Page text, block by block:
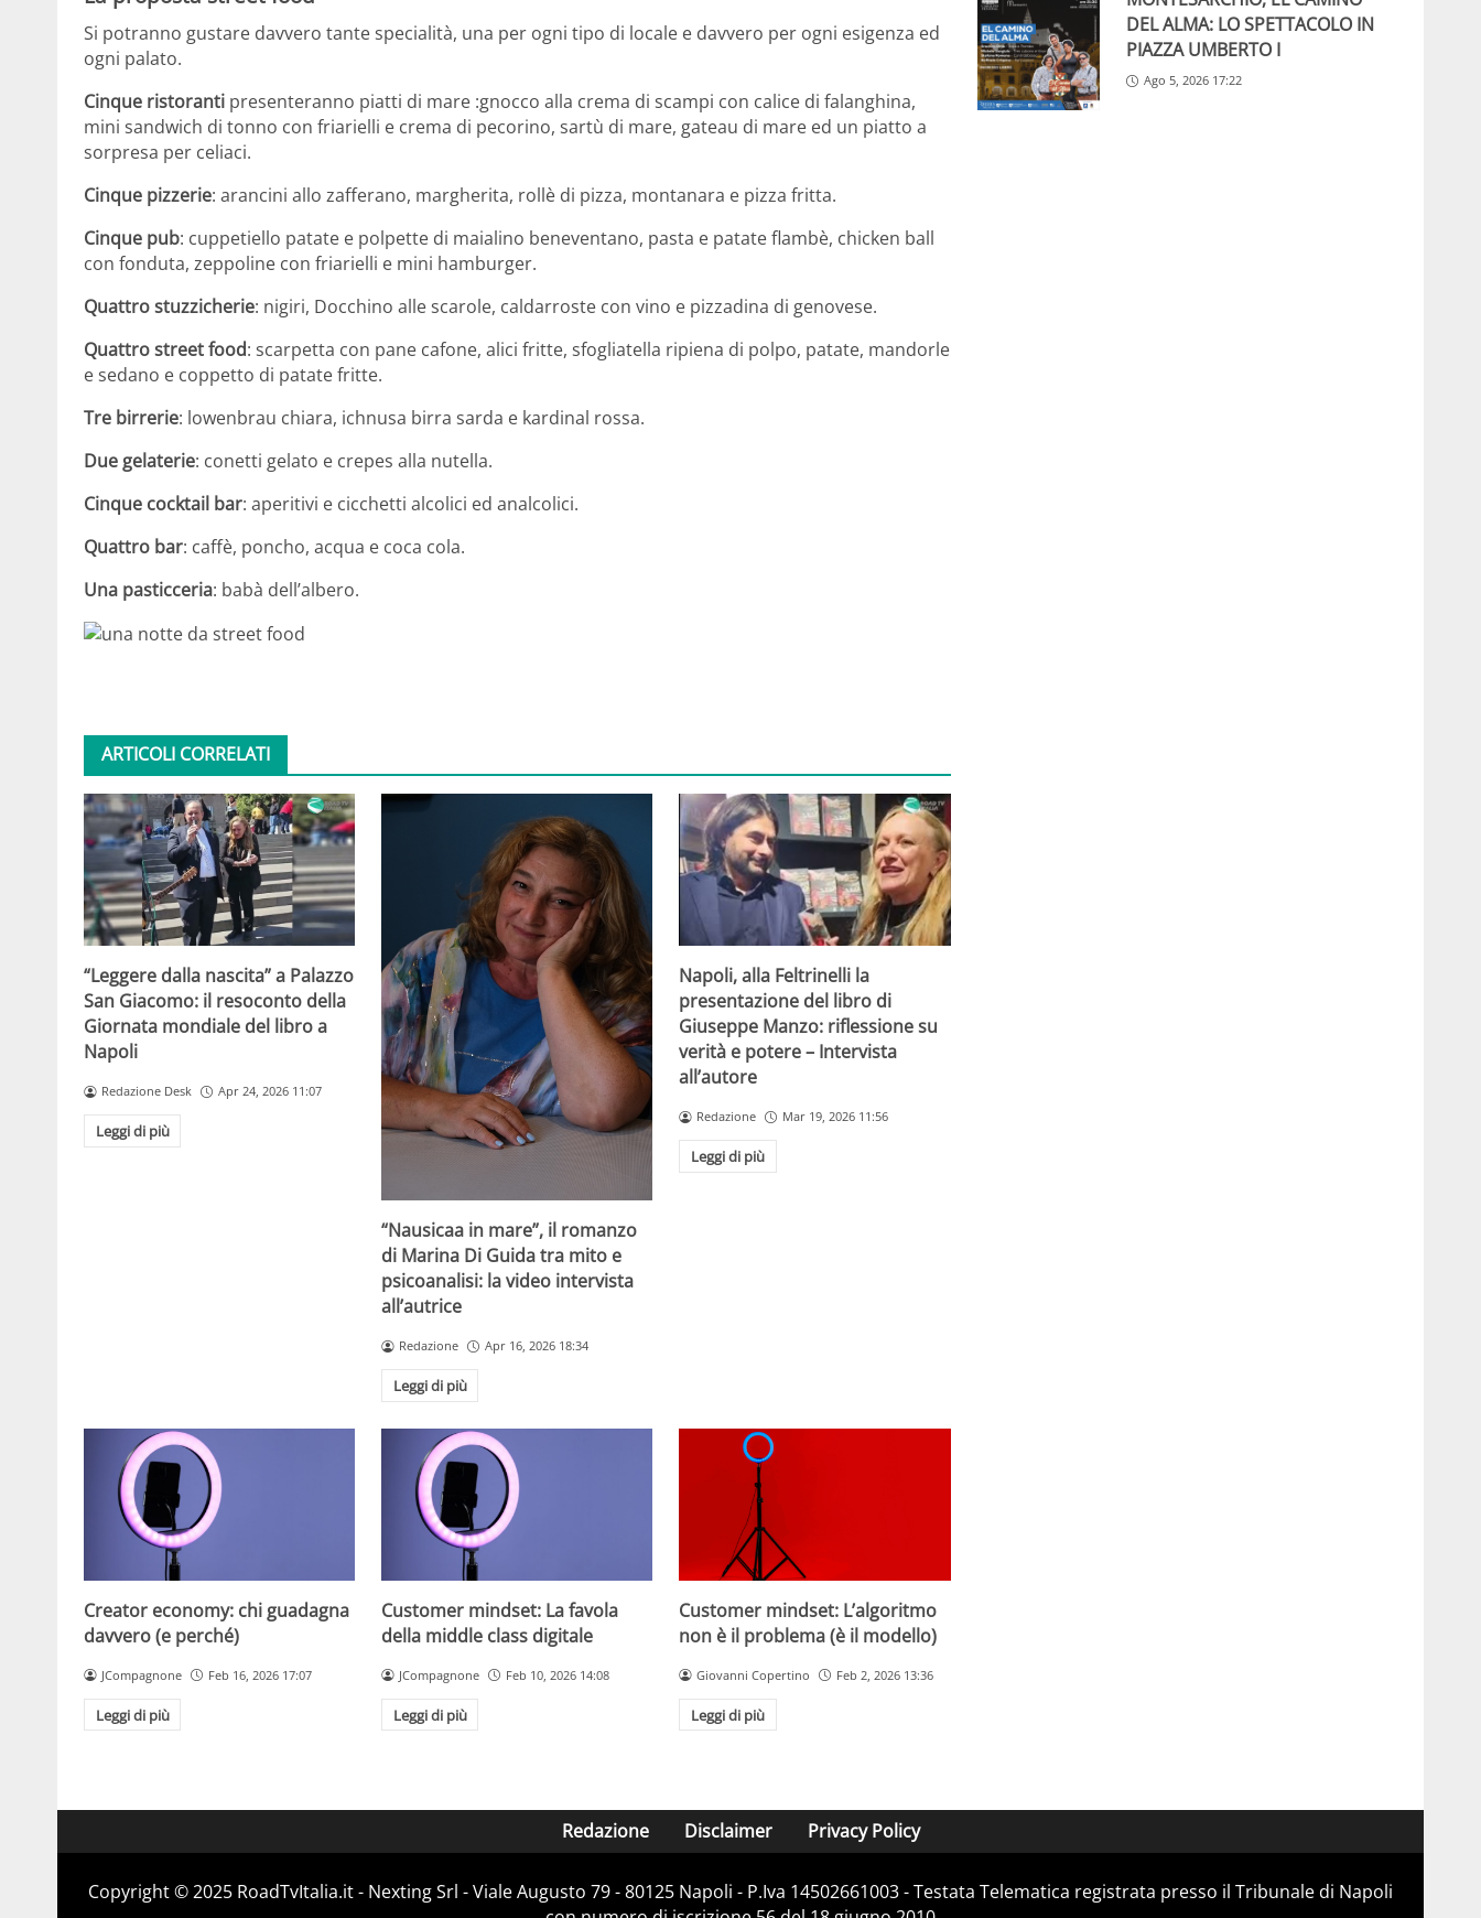
Si potranno gustare davvero tante specialità, una per ogni tipo di locale e davvero per ogni esigenza ed
ogni palato.
Cinque ristoranti presenteranno piatti di mare :gnocco alla crema di scampi con calice di falanghina,
mini sandwich di tonno con friarielli e crema di pecorino, sartù di mare, gateau di mare ed un piatto a
sorpresa per celiaci.
Cinque pizzerie: arancini allo zafferano, margherita, rollè di pizza, montanara e pizza fritta.
Cinque pub: cuppetiello patate e polpette di maialino beneventano, pasta e patate flambè, chicken ball
con fonduta, zeppoline con friarielli e mini hamburger.
Quattro stuzzicherie: nigiri, Docchino alle scarole, caldarroste con vino e pizzadina di genovese.
Quattro street food: scarpetta con pane cafone, alici fritte, sfogliatella ripiena di polpo, patate, mandorle
e sedano e coppetto di patate fritte.
Tre birrerie: lowenbrau chiara, ichnusa birra sarda e kardinal rossa.
Due gelaterie: conetti gelato e crepes alla nutella.
Cinque cocktail bar: aperitivi e cicchetti alcolici ed analcolici.
Quattro bar: caffè, poncho, acqua e coca cola.
Una pasticceria: babà dell’albero.
ARTICOLI CORRELATI
“Leggere dalla nascita” a Palazzo
San Giacomo: il resoconto della
Giornata mondiale del libro a
Napoli
Redazione Desk Apr 24, 2026 11:07
Leggi di più
“Nausicaa in mare”, il romanzo
di Marina Di Guida tra mito e
psicoanalisi: la video intervista
all’autrice
Redazione Apr 16, 2026 18:34
Leggi di più
Napoli, alla Feltrinelli la
presentazione del libro di
Giuseppe Manzo: riflessione su
verità e potere – Intervista
all’autore
Redazione Mar 19, 2026 11:56
Leggi di più
Creator economy: chi guadagna
davvero (e perché)
JCompagnone Feb 16, 2026 17:07
Leggi di più
Customer mindset: La favola
della middle class digitale
JCompagnone Feb 10, 2026 14:08
Leggi di più
Customer mindset: L’algoritmo
non è il problema (è il modello)
Giovanni Copertino Feb 2, 2026 13:36
Leggi di più
DEL ALMA: LO SPETTACOLO IN
PIAZZA UMBERTO I
Ago 5, 2026 17:22
Redazione Disclaimer Privacy Policy
Copyright ©️ 2025 RoadTvItalia.it - Nexting Srl - Viale Augusto 79 - 80125 Napoli - P.Iva 14502661003 - Testata Telematica registrata presso il Tribunale di Napoli